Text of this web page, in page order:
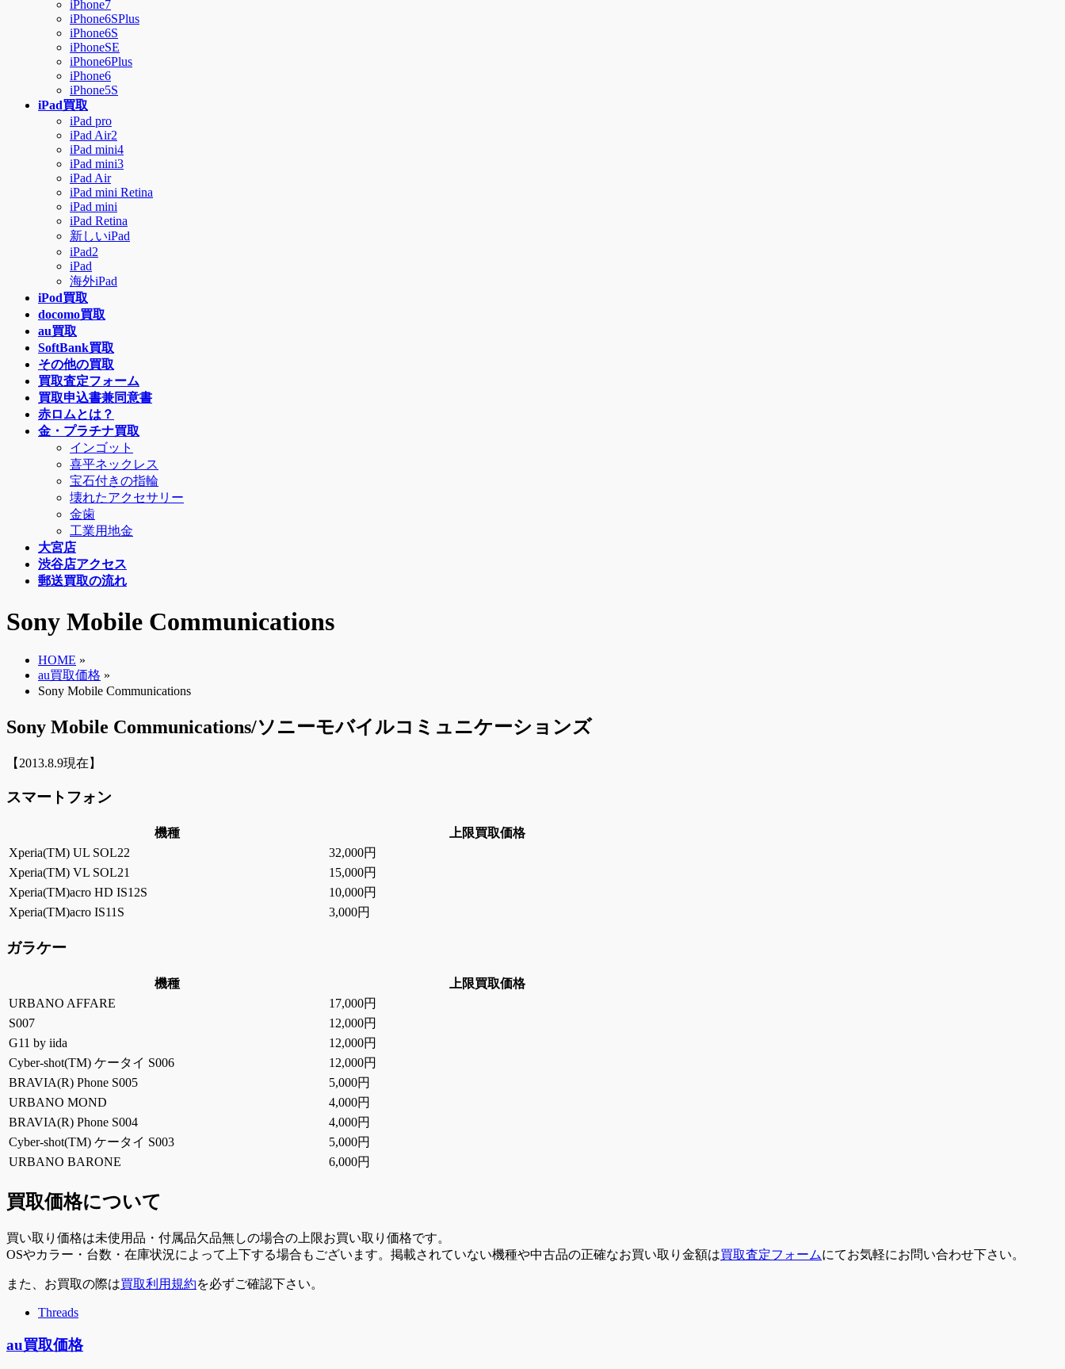
iPhone7
iPhone6SPlus
iPhone6S
iPhoneSE
iPhone6Plus
iPhone6
iPhone5S
iPad買取
iPad pro
iPad Air2
iPad mini4
iPad mini3
iPad Air
iPad mini Retina
iPad mini
iPad Retina
新しいiPad
iPad2
iPad
海外iPad
iPod買取
docomo買取
au買取
SoftBank買取
その他の買取
買取査定フォーム
買取申込書兼同意書
赤ロムとは？
金・プラチナ買取
インゴット
喜平ネックレス
宝石付きの指輪
壊れたアクセサリー
金歯
工業用地金
大宮店
渋谷店アクセス
郵送買取の流れ
Sony Mobile Communications
HOME »
au買取価格 »
Sony Mobile Communications
Sony Mobile Communications/ソニーモバイルコミュニケーションズ
【2013.8.9現在】
スマートフォン
機種
上限買取価格
Xperia(TM) UL SOL22
32,000円
Xperia(TM) VL SOL21
15,000円
Xperia(TM)acro HD IS12S
10,000円
Xperia(TM)acro IS11S
3,000円
ガラケー
機種
上限買取価格
URBANO AFFARE
17,000円
S007
12,000円
G11 by iida
12,000円
Cyber-shot(TM) ケータイ S006
12,000円
BRAVIA(R) Phone S005
5,000円
URBANO MOND
4,000円
BRAVIA(R) Phone S004
4,000円
Cyber-shot(TM) ケータイ S003
5,000円
URBANO BARONE
6,000円
買取価格について
買い取り価格は未使用品・付属品欠品無しの場合の上限お買い取り価格です。
OSやカラー・台数・在庫状況によって上下する場合もございます。掲載されていない機種や中古品の正確なお買い取り金額は買取査定フォームにてお気軽にお問い合わせ下さい。
また、お買取の際は買取利用規約を必ずご確認下さい。
Threads
au買取価格